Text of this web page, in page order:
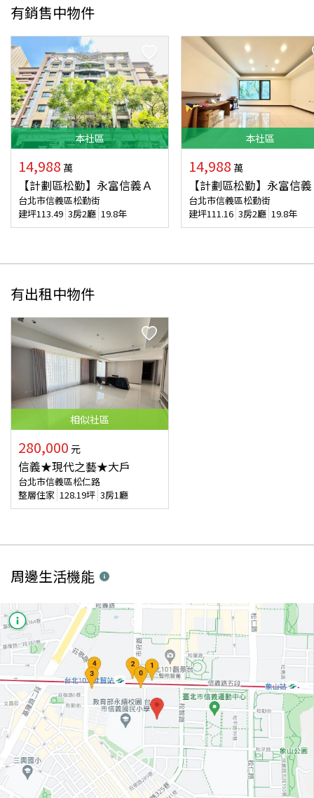
有銷售中物件
本社區
14,988 萬
【計劃區松勤】永富信義Ａ
台北市信義區松勤街
建坪113.49 3房2廳 19.8年
本社區
14,988 萬
【計劃區松勤】永富信
台北市信義區松勤街
建坪111.16 3房2廳 19.8年
有出租中物件
相似社區
280,000 元
信義★現代之藝★大戶
台北市信義區松仁路
整層住家 128.19坪 3房1廳
周邊生活機能